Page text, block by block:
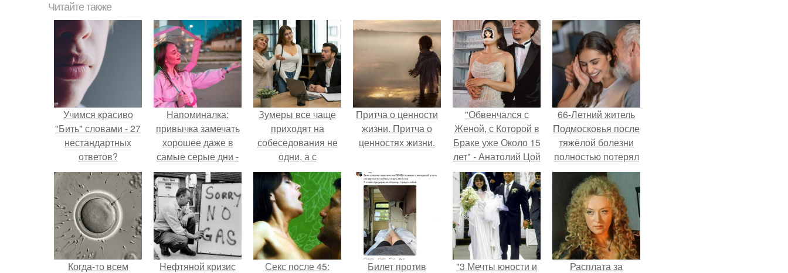
Читайте также
Учимся красиво
"Бить" словами - 27
нестандартных
ответов?
Напоминалка:
привычка замечать
хорошее даже в
самые серые дни -
это не очередная
сказка из книг по
саморазвитию.
Зумеры все чаще
приходят на
собеседования не
одни, а с
родителями,
жалуются эйчары.
Притча о ценности
жизни. Притча о
ценностях жизни.
"Обвенчался с
Женой, с Которой в
Браке уже Около 15
лет" - Анатолий Цой
удивил
поклонников
"тайной свадьбой".
66-Летний житель
Подмосковья после
тяжёлой болезни
полностью потерял
потенцию, но
решил
восстановить
интимную жизнь с
молодой супругой,
пишут СМИ.
Когда-то всем
Нефтяной кризис Секс после 45: Билет против "3 Мечты юности и Расплата за